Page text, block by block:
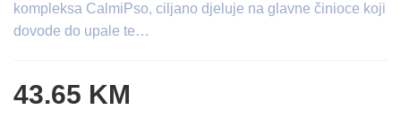
kompleksa CalmiPso, ciljano djeluje na glavne činioce koji
dovode do upale te…
43.65 KM